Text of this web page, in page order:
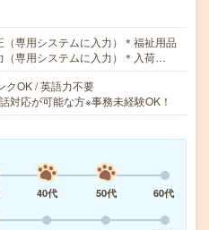
（専用システムに入力）＊福祉用品
（専用システムに入力）＊入荷…
クOK / 英語力不要
対応が可能な方※事務未経験OK！
40代 50代
60代